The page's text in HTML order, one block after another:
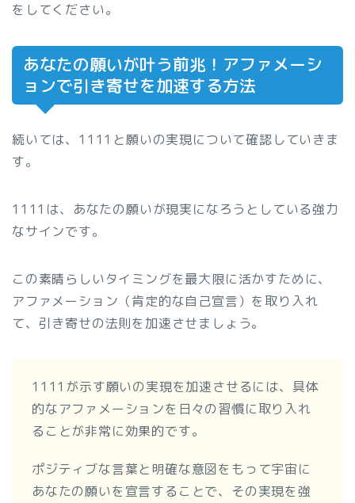
をしてください。
あなたの願いが叶う前兆！アファメーシ
ョンで引き寄せを加速する方法
続いては、1111と願いの実現について確認していきま
す。
1111は、あなたの願いが現実になろうとしている強力
なサインです。
この素晴らしいタイミングを最大限に活かすために、
アファメーション（肯定的な自己宣言）を取り入れ
て、引き寄せの法則を加速させましょう。
1111が示す願いの実現を加速させるには、具体
的なアファメーションを日々の習慣に取り入れ
ることが非常に効果的です。
ポジティブな言葉と明確な意図をもって宇宙に
あなたの願いを宣言することで、その実現を強